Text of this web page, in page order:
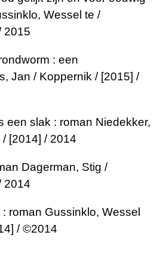
Wessel te /
2015
: een
Jan / Koppernik / [2015] /
een slak : roman Niedekker,
[2014] / 2014
Dagerman, Stig /
2014
roman Gussinklo, Wessel
/ ©2014